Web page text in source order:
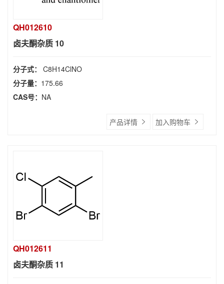
QH012610
卤夫酮杂质 10
分子式： C8H14ClNO
分子量： 175.66
CAS号： NA
产品详情 加入购物车
QH012611
卤夫酮杂质 11